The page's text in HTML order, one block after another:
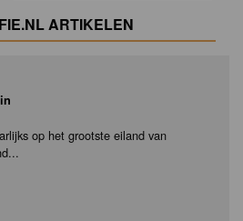
ARTIKELEN
op het grootste eiland van